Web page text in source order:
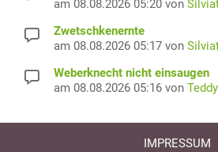
am 08.08.2026 05:20 von
Zwetschkenernte
am 08.08.2026 05:17 von
Weberknecht nicht einsaugen
am 08.08.2026 05:16 von
IMPRESSUM